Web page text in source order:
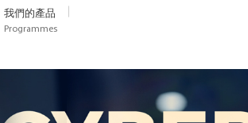
我們的產品
Programmes